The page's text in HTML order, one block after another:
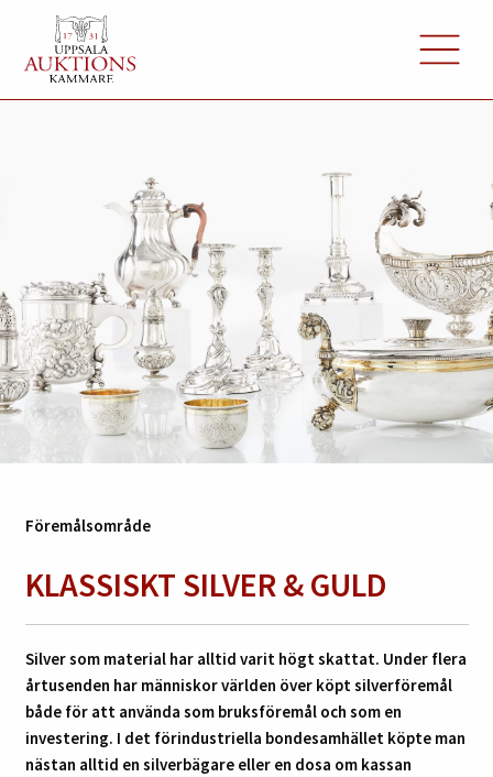
Föremålsområde
KLASSISKT SILVER & GULD
Silver som material har alltid varit högt skattat. Under flera
årtusenden har människor världen över köpt silverföremål
både för att använda som bruksföremål och som en
investering. I det förindustriella bondesamhället köpte man
nästan alltid en silverbägare eller en dosa om kassan